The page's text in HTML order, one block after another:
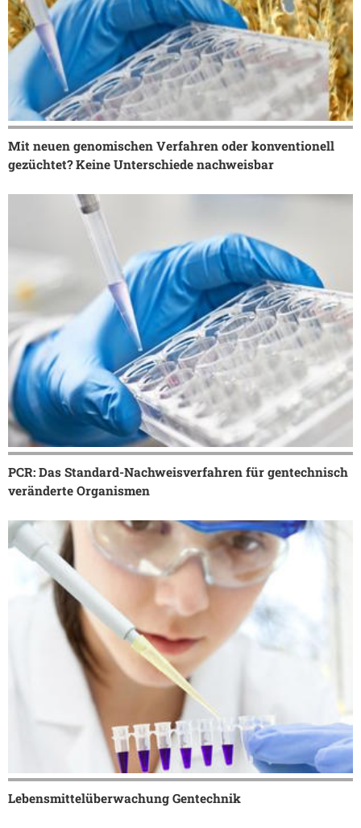
Mit neuen genomischen Verfahren oder konventionell
gezüchtet? Keine Unterschiede nachweisbar
PCR: Das Standard-Nachweisverfahren für gentechnisch
veränderte Organismen
Lebensmittelüberwachung Gentechnik